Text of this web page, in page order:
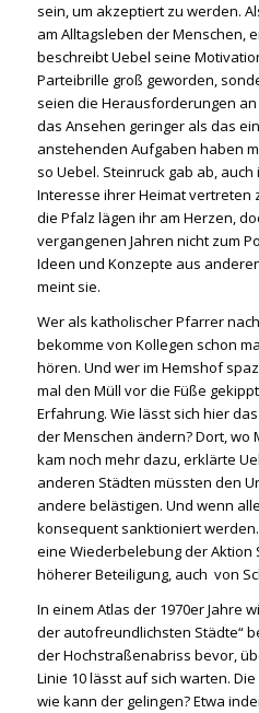
sein, um akzeptiert zu werden.
am Alltagsleben der Menschen,
beschreibt Uebel seine
Parteibrille groß geworden,
seien die Herausforderungen
das Ansehen geringer als das
anstehenden Aufgaben haben
so Uebel. Steinruck gab ab,
Interesse ihrer Heimat vertreten
die Pfalz lägen ihr am Herzen,
vergangenen Jahren nicht zum
Ideen und Konzepte aus
meint sie.
Wer als katholischer Pfarrer
bekomme von Kollegen schon
hören. Und wer im Hemshof
mal den Müll vor die Füße
Erfahrung. Wie lässt sich hier
der Menschen ändern? Dort,
kam noch mehr dazu, erklärte
anderen Städten müssten den
andere belästigen. Und wenn
konsequent sanktioniert
eine Wiederbelebung der Aktion
höherer Beteiligung, auch von
In einem Atlas der 1970er Jahre
der autofreundlichsten Städte“
der Hochstraßenabriss bevor,
Linie 10 lässt auf sich warten.
wie kann der gelingen? Etwa